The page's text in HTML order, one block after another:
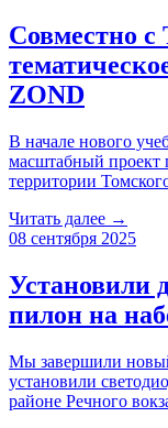
Совместно
ZOND
В начале нового
масштабный
территории
Читать далее →
08 сентября 2025
Установили
пилон на
Мы завершили
установили
районе Речного